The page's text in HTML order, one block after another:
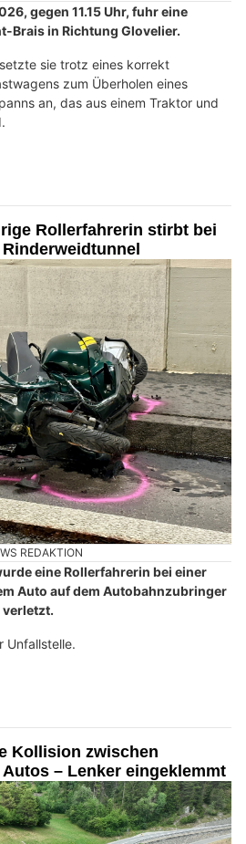
gegen 11.15 Uhr, fuhr eine
Brais in Richtung Glovelier.
sie trotz eines korrekt
zum Überholen eines
an, das aus einem Traktor und
Rollerfahrerin stirbt bei
REDAKTION
eine Rollerfahrerin bei einer
Auto auf dem Autobahnzubringer
Unfallstelle.
Kollision zwischen
– Lenker eingeklemmt